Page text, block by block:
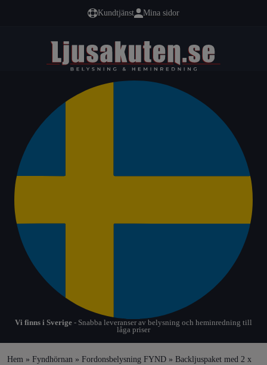
Kundtjänst Mina sidor
Vi finns i Sverige - Snabba leveranser av belysning och heminredning till
låga priser
Hem » Fyndhörnan » Fordons­belysning FYND » Backljuspaket med 2 x